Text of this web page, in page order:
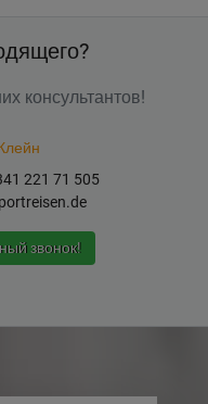
консультантов!
221 71 505
звонок!